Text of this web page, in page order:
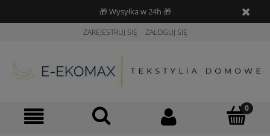
🎁 Wysyłka w 24h 🎁
ZAREJESTRUJ SIĘ ZALOGUJ SIĘ